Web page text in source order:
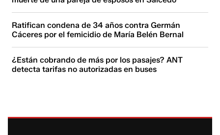
Ratifican condena de 34 años contra Germán
Cáceres por el femicidio de María Belén Bernal
¿Están cobrando de más por los pasajes? ANT
detecta tarifas no autorizadas en buses